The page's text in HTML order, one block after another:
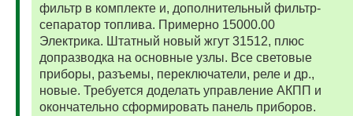
фильтр в комплекте и, дополнительный фильтр-
сепаратор топлива. Примерно 15000.00
Электрика. Штатный новый жгут 31512, плюс
допразводка на основные узлы. Все световые
приборы, разъемы, переключатели, реле и др.,
новые. Требуется доделать управление АКПП и
окончательно сформировать панель приборов.